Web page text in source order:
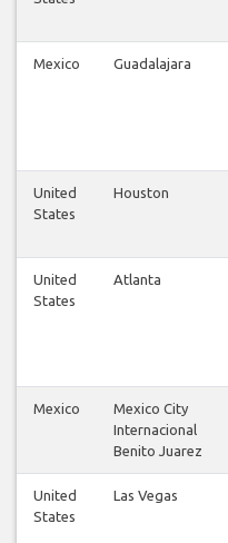
Mexico Guadalajara
United
States
Houston
United
States
Atlanta
Mexico
Mexico City
Internacional
Benito Juarez
United
States
Las Vegas